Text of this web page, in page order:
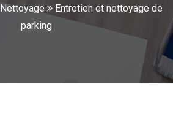
Nettoyage
Entretien et nettoyage de
parking